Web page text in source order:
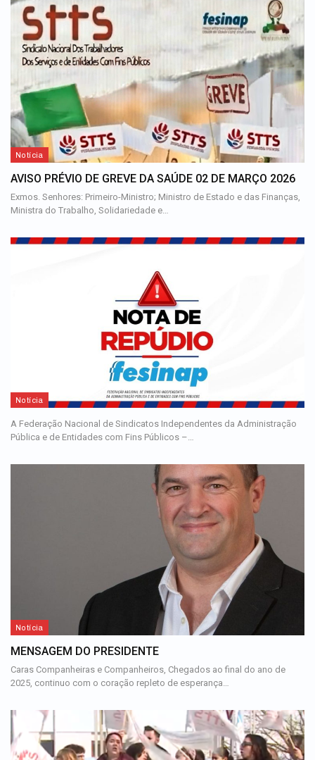
Notícia
AVISO PRÉVIO DE GREVE DA SAÚDE 02 DE MARÇO 2026
Exmos. Senhores: Primeiro-Ministro; Ministro de Estado e das Finanças,
Ministra do Trabalho, Solidariedade e…
Notícia
A Federação Nacional de Sindicatos Independentes da Administração
Pública e de Entidades com Fins Públicos –…
Notícia
MENSAGEM DO PRESIDENTE
Caras Companheiras e Companheiros, Chegados ao final do ano de
2025, continuo com o coração repleto de esperança…